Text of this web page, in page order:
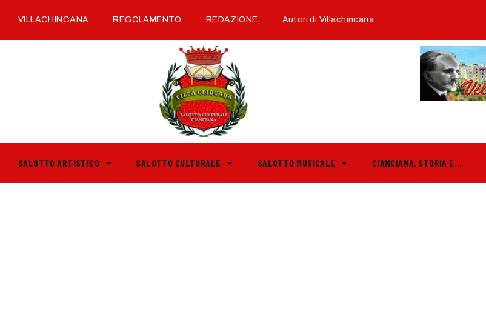
VILLACHINCANA REGOLAMENTO REDAZIONE Autori di Villachincana
SALOTTO ARTISTICO SALOTTO CULTURALE SALOTTO MUSICALE CIANCIANA, STORIA E…